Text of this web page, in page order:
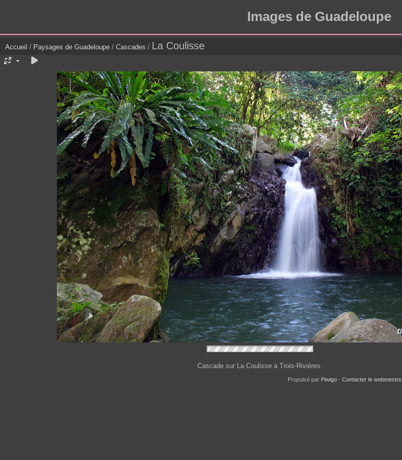
Images de Guadeloupe
Accueil / Paysages de Guadeloupe / Cascades / La Coulisse
Cascade sur La Coulisse à Trois-Rivières.
Propulsé par Piwigo - Contacter le webmestre